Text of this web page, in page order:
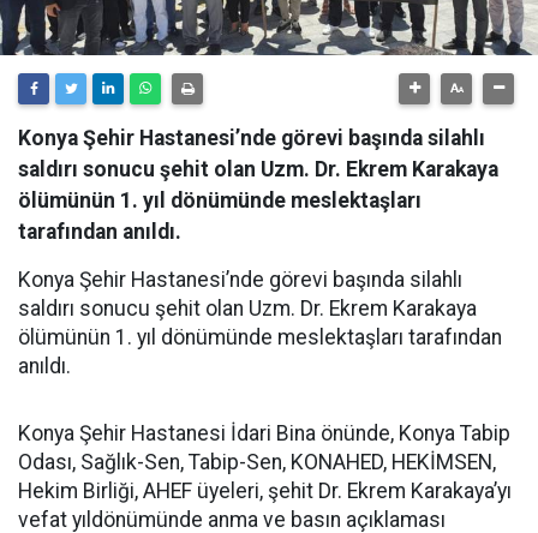
Konya Şehir Hastanesi’nde görevi başında silahlı
saldırı sonucu şehit olan Uzm. Dr. Ekrem Karakaya
ölümünün 1. yıl dönümünde meslektaşları
tarafından anıldı.
Konya Şehir Hastanesi’nde görevi başında silahlı
saldırı sonucu şehit olan Uzm. Dr. Ekrem Karakaya
ölümünün 1. yıl dönümünde meslektaşları tarafından
anıldı.
Konya Şehir Hastanesi İdari Bina önünde, Konya Tabip
Odası, Sağlık-Sen, Tabip-Sen, KONAHED, HEKİMSEN,
Hekim Birliği, AHEF üyeleri, şehit Dr. Ekrem Karakaya’yı
vefat yıldönümünde anma ve basın açıklaması